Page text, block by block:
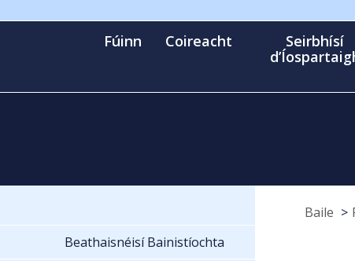
Fúinn Coireacht
Seirbhísí
Baile
Beathaisnéisí Bainistíochta